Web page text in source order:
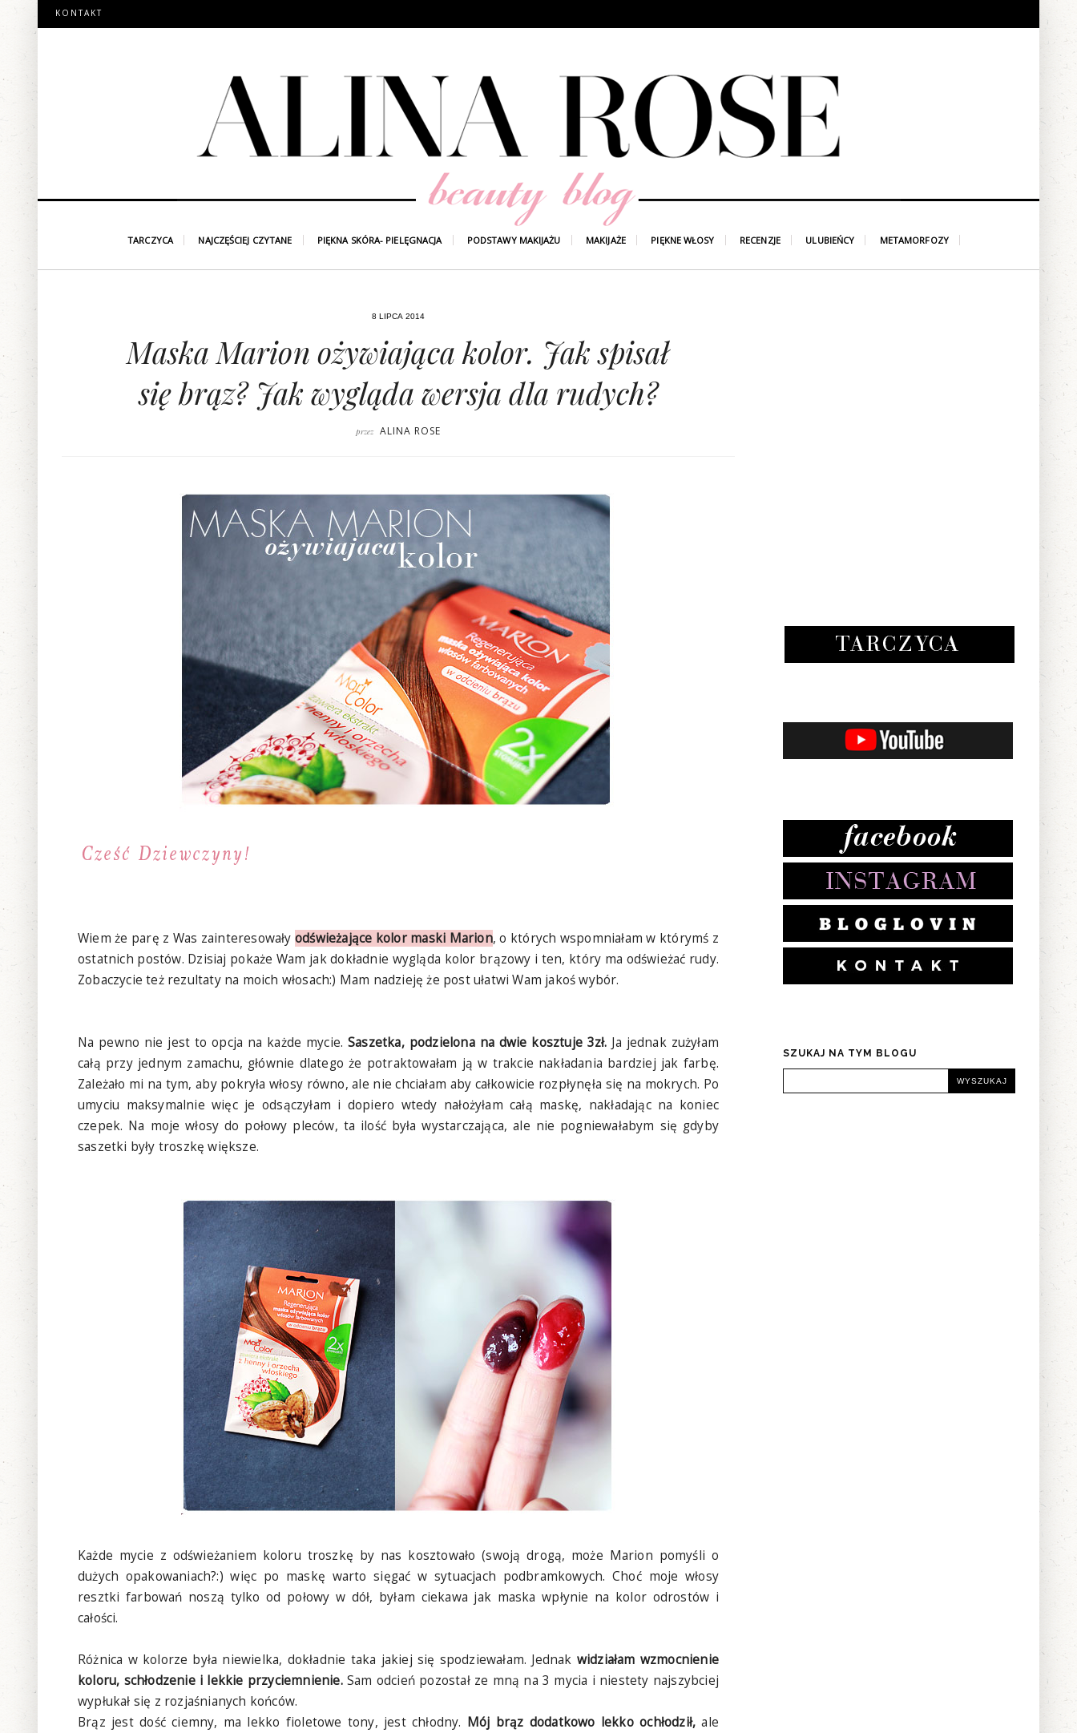
KONTAKT
TARCZYCA NAJCZĘŚCIEJ CZYTANE PIĘKNA SKÓRA- PIELĘGNACJA PODSTAWY MAKIJAŻU MAKIJAŻE PIĘKNE WŁOSY RECENZJE ULUBIEŃCY METAMORFOZY
8 LIPCA 2014
Maska Marion ożywiająca kolor. Jak spisał
się brąz? Jak wygląda wersja dla rudych?
przez ALINA ROSE
Wiem że parę z Was zainteresowały odświeżające kolor maski Marion, o których wspomniałam w którymś z
ostatnich postów. Dzisiaj pokaże Wam jak dokładnie wygląda kolor brązowy i ten, który ma odświeżać rudy.
Zobaczycie też rezultaty na moich włosach:) Mam nadzieję że post ułatwi Wam jakoś wybór.
Na pewno nie jest to opcja na każde mycie.Saszetka, podzielona na dwie kosztuje 3zł. Ja jednak zużyłam
całą przy jednym zamachu, głównie dlatego że potraktowałam ją w trakcie nakładania bardziej jak farbę.
Zależało mi na tym, aby pokryła włosy równo, ale nie chciałam aby całkowicie rozpłynęła się na mokrych. Po
umyciu maksymalnie więc je odsączyłam i dopiero wtedy nałożyłam całą maskę, nakładając na koniec
czepek. Na moje włosy do połowy pleców, ta ilość była wystarczająca, ale nie pogniewałabym się gdyby
saszetki były troszkę większe.
Każde mycie z odświeżaniem koloru troszkę by nas kosztowało (swoją drogą, może Marion pomyśli o
dużych opakowaniach?:) więc po maskę warto sięgać w sytuacjach podbramkowych. Choć moje włosy
resztki farbowań noszą tylko od połowy w dół, byłam ciekawa jak maska wpłynie na kolor odrostów i
całości.
Różnica w kolorze była niewielka, dokładnie taka jakiej się spodziewałam. Jednak widziałam wzmocnienie
koloru, schłodzenie i lekkie przyciemnienie.Sam odcień pozostał ze mną na 3 mycia i niestety najszybciej
wypłukał się z rozjaśnianych końców.
Brąz jest dość ciemny, ma lekko fioletowe tony, jest chłodny. Mój brąz dodatkowo lekko ochłodził,ale
SZUKAJ NA TYM BLOGU